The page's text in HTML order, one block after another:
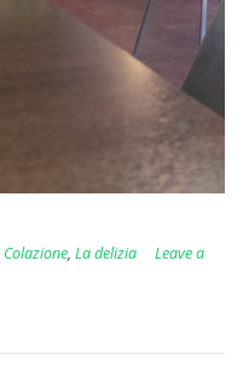
Colazione, La delizia
Leave a